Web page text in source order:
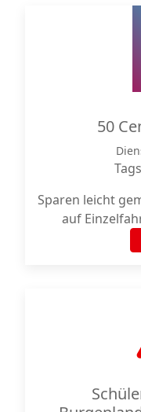
50
Sparen leicht
auf